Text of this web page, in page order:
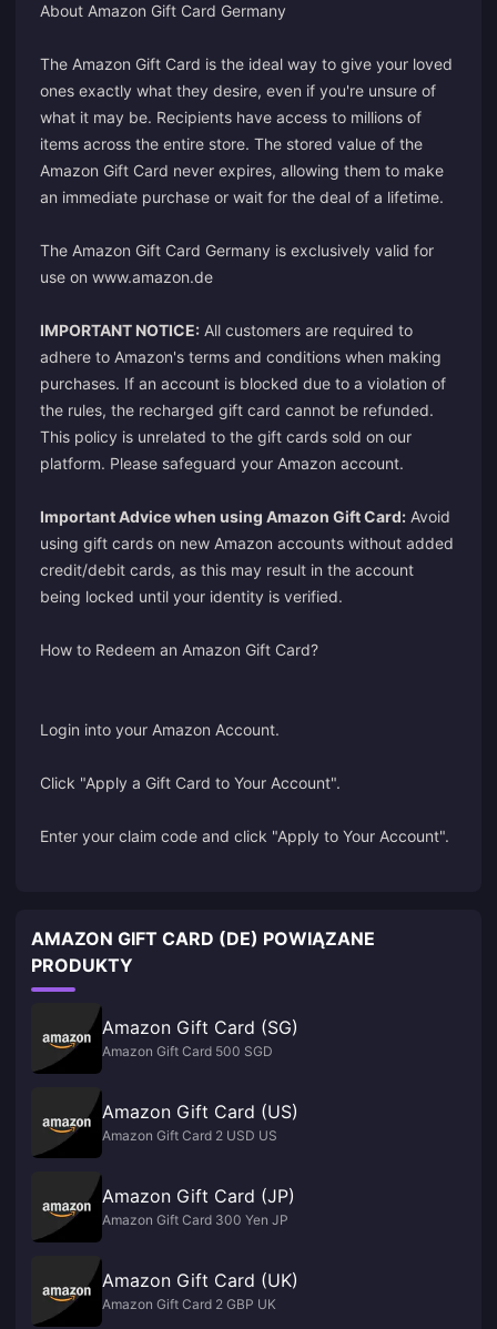
About Amazon Gift Card Germany
The Amazon Gift Card is the ideal way to give your loved
ones exactly what they desire, even if you're unsure of
what it may be. Recipients have access to millions of
items across the entire store. The stored value of the
Amazon Gift Card never expires, allowing them to make
an immediate purchase or wait for the deal of a lifetime.
The Amazon Gift Card Germany is exclusively valid for
use on www.amazon.de
IMPORTANT NOTICE: All customers are required to
adhere to Amazon's terms and conditions when making
purchases. If an account is blocked due to a violation of
the rules, the recharged gift card cannot be refunded.
This policy is unrelated to the gift cards sold on our
platform. Please safeguard your Amazon account.
Important Advice when using Amazon Gift Card: Avoid
using gift cards on new Amazon accounts without added
credit/debit cards, as this may result in the account
being locked until your identity is verified.
How to Redeem an Amazon Gift Card?
Login into your Amazon Account.
Click "Apply a Gift Card to Your Account".
Enter your claim code and click "Apply to Your Account".
AMAZON GIFT CARD (DE) POWIĄZANE
PRODUKTY
Amazon Gift Card (SG)
Amazon Gift Card 500 SGD
Amazon Gift Card (US)
Amazon Gift Card 2 USD US
Amazon Gift Card (JP)
Amazon Gift Card 300 Yen JP
Amazon Gift Card (UK)
Amazon Gift Card 2 GBP UK